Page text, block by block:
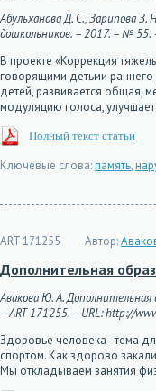
Абульханова Д. С., Зарипова
дошкольников. – 2017. – № 55.
В проекте «Коррекция
говорящими детьми раннего
детей, развивается общая,
модуляцию голоса,
Полный текст статьи
Ключевые слова:память,
ART 171255 Автор:
Дополнительная
Авакова Ю. А. Дополнительная
– ART 171255. – URL: http://
Здоровье человека - тема
спортом. Как здорово
Мы откладываем занятия